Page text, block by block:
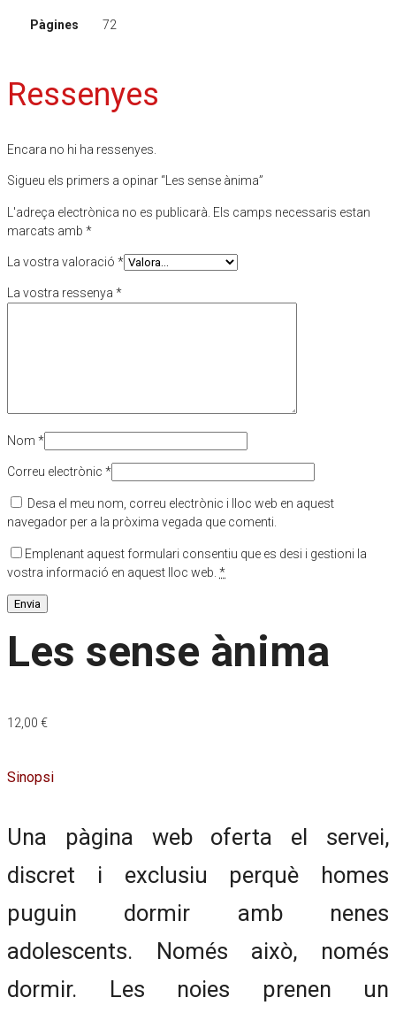
Pàgines 72
Ressenyes
Encara no hi ha ressenyes.
Sigueu els primers a opinar “Les sense ànima”
L'adreça electrònica no es publicarà. Els camps necessaris estan
marcats amb *
La vostra valoració *
La vostra ressenya *
Nom *
Correu electrònic *
Desa el meu nom, correu electrònic i lloc web en aquest
navegador per a la pròxima vegada que comenti.
Emplenant aquest formulari consentiu que es desi i gestioni la
vostra informació en aquest lloc web. *
Les sense ànima
12,00 €
Sinopsi
Una pàgina web oferta el servei,
discret i exclusiu perquè homes
puguin dormir amb nenes
adolescents. Només això, només
dormir. Les noies prenen un